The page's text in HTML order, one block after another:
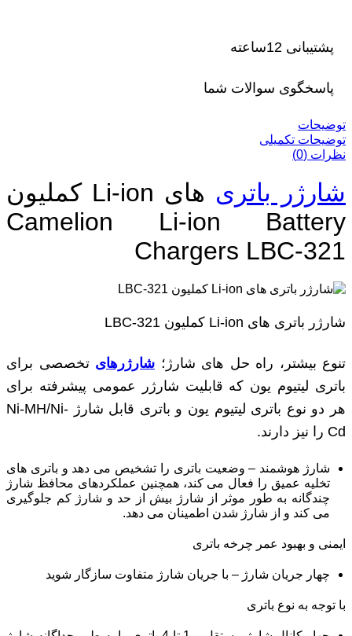
پشتیبانی 12ساعته
پاسخگوی سوالات شما
توضیحات
توضیحات تکمیلی
نظرات (0)
شارژر باتری
های Li-ion کملیون
Camelion Li-ion Battery
Chargers LBC-321
شارژر باتری های Li-ion کملیون LBC-321
تنوع بیشتر، راه حل های شارژ؛ شارژرهای تخصصی برای
باتری لیتیوم یون که قابلیت شارژر عمومی پیشرفته برای
هر دو نوع باتری لیتیوم یون و باتری قابل شارژ Ni-MH/Ni-
Cd را نیز دارند.
شارژ هوشمند – وضعیت باتری را تشخیص می دهد و باتری های
تخلیه عمیق را فعال می کند، همچنین عملکردهای محافظ شارژ
چندگانه به طور موثر از شارژ بیش از حد و شارژ کم جلوگیری
می کند و از شارژ شدن اطمینان می دهد.
ایمنی و بهبود عمر چرخه باتری
چهار جریان شارژ – با جریان شارژ متفاوت سازگار شوید
با توجه به نوع باتری